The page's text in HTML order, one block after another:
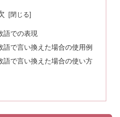
語での表現
語で言い換えた場合の使用例
語で言い換えた場合の使い方